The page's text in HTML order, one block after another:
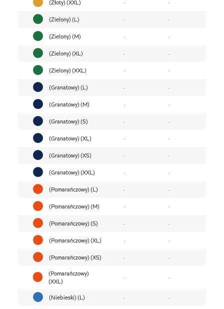
(Złoty) (XXL) -
-
(Zielony) (L)
-
-
(Zielony) (M)
-
-
(Zielony) (XL)
-
-
(Zielony) (XXL)
-
-
(Granatowy) (L)
-
-
(Granatowy) (M)
-
-
(Granatowy) (S)
-
-
(Granatowy) (XL)
-
-
(Granatowy) (XS)
-
-
(Granatowy) (XXL)
-
-
(Pomarańczowy) (L)
-
-
(Pomarańczowy) (M)
-
-
(Pomarańczowy) (S)
-
-
(Pomarańczowy) (XL)
-
-
(Pomarańczowy) (XS)
-
-
(Pomarańczowy)
(XXL)
- -
(Niebieski) (L) -
-